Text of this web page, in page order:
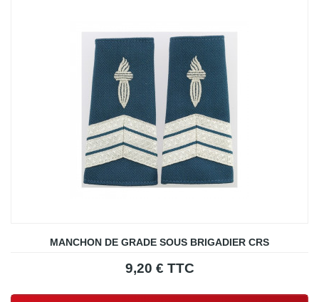
MANCHON DE GRADE SOUS BRIGADIER CRS
9,20 € TTC